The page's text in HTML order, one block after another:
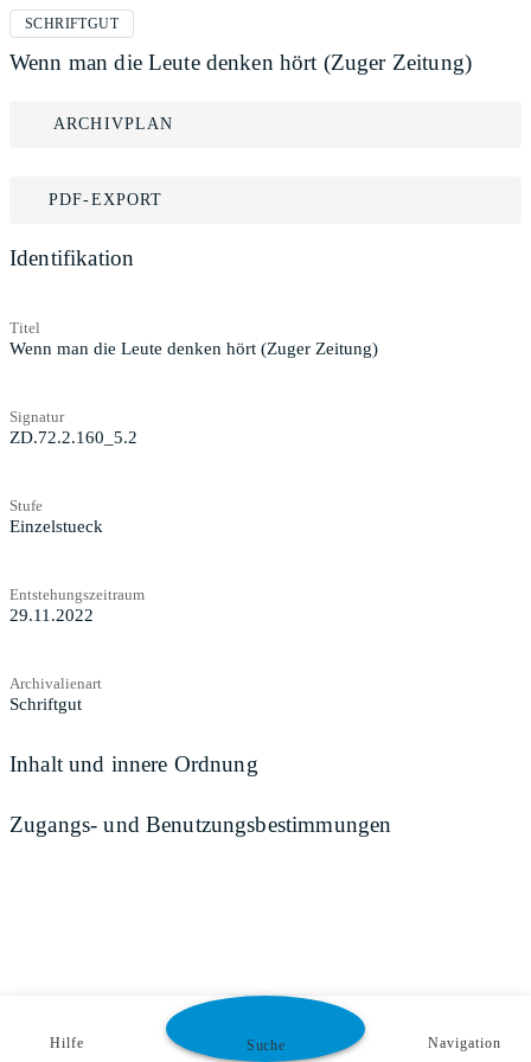
SCHRIFTGUT
Wenn man die Leute denken hört (Zuger Zeitung)
ARCHIVPLAN
PDF-EXPORT
Identifikation
Titel
Wenn man die Leute denken hört (Zuger Zeitung)
Signatur
ZD.72.2.160_5.2
Stufe
Einzelstueck
Entstehungszeitraum
29.11.2022
Archivalienart
Schriftgut
Inhalt und innere Ordnung
Zugangs- und Benutzungsbestimmungen
Hilfe Suche Navigation